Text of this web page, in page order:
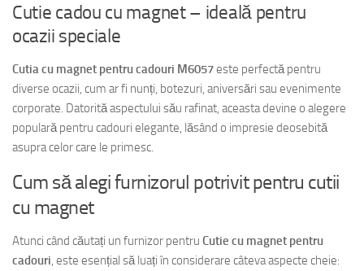
Cutie cadou cu magnet – ideală pentru
ocazii speciale
Cutia cu magnet pentru cadouri M6057este perfectă pentru
diverse ocazii, cum ar fi nunți, botezuri, aniversări sau evenimente
corporate. Datorită aspectului său rafinat, aceasta devine o alegere
populară pentru cadouri elegante, lăsând o impresie deosebită
asupra celor care le primesc.
Cum să alegi furnizorul potrivit pentru cutii
cu magnet
Atunci când căutați un furnizor pentru Cutie cu magnet pentru
cadouri, este esențial să luați în considerare câteva aspecte cheie: